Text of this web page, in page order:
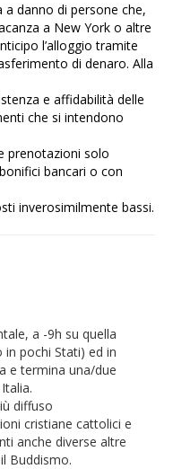
danno di persone che,
a New York o altre
l’alloggio tramite
di denaro. Alla
e affidabilità delle
che si intendono
prenotazioni solo
bancari o con
inverosimilmente bassi.
a -9h su quella
in pochi Stati) ed in
e termina una/due
diffuso
cristiane cattolici e
anche diverse altre
Buddismo.